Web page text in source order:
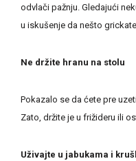
odvlači pažnju. Gledajući
u iskušenje da nešto
Ne držite hranu na stolu
Pokazalo se da ćete pre
Zato, držite je u frižideru ili
Uživajte u jabukama i